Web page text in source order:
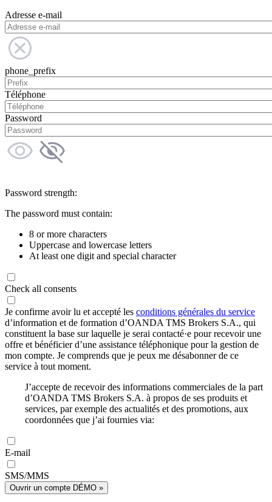
Adresse e-mail
phone_prefix
Téléphone
Password
Password strength:
The password must contain:
8 or more characters
Uppercase and lowercase letters
At least one digit and special character
Check all consents
Je confirme avoir lu et accepté les conditions générales du service
d’information et de formation d’OANDA TMS Brokers S.A., qui
constituent la base sur laquelle je serai contacté·e pour recevoir une
offre et bénéficier d’une assistance téléphonique pour la gestion de
mon compte. Je comprends que je peux me désabonner de ce
service à tout moment.
J’accepte de recevoir des informations commerciales de la part
d’OANDA TMS Brokers S.A. à propos de ses produits et
services, par exemple des actualités et des promotions, aux
coordonnées que j’ai fournies via:
E-mail
SMS/MMS
Ouvrir un compte DÉMO »